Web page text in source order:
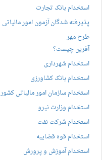
استخدام بانک تجارت
پذیرفته شدگان آزمون امور مالیاتی
طرح مهر
آفرین چیست؟
استخدام شهرداری
استخدام بانک کشاورزی
استخدام سازمان امور مالیاتی کشور
استخدام وزارت نیرو
استخدام شرکت نفت
استخدام قوه قضاییه
استخدام آموزش و پرورش